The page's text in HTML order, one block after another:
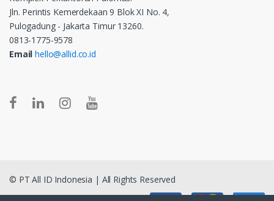
Jln. Perintis Kemerdekaan 9 Blok XI No. 4,
Pulogadung - Jakarta Timur 13260.
0813-1775-9578
Email hello@allid.co.id
© PT All ID Indonesia | All Rights Reserved